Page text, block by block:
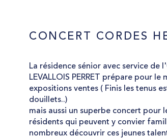
CONCERT CORDES
La résidence sénior avec service de
LEVALLOIS PERRET prépare pour
expositions ventes ( Finis les tenus
douillets..)
mais aussi un superbe concert pour
résidents qui peuvent y convier
nombreux découvrir ces jeunes